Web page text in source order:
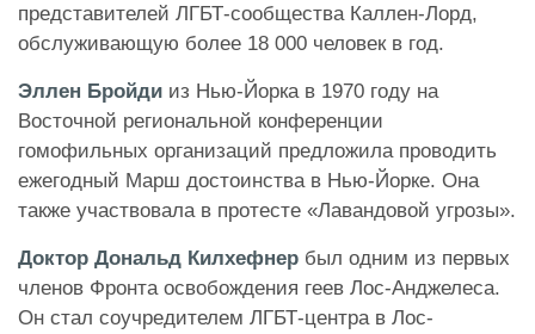
представителей ЛГБТ-сообщества Каллен-Лорд,
обслуживающую более 18 000 человек в год.
Эллен Бройди из Нью-Йорка в 1970 году на
Восточной региональной конференции
гомофильных организаций предложила проводить
ежегодный Марш достоинства в Нью-Йорке. Она
также участвовала в протесте «Лавандовой угрозы».
Доктор Дональд Килхефнер был одним из первых
членов Фронта освобождения геев Лос-Анджелеса.
Он стал соучредителем ЛГБТ-центра в Лос-